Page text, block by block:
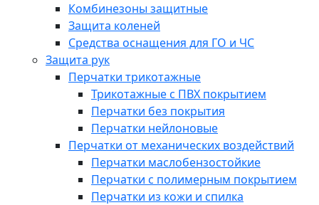
Комбинезоны защитные
Защита коленей
Средства оснащения для ГО и ЧС
Защита рук
Перчатки трикотажные
Трикотажные с ПВХ покрытием
Перчатки без покрытия
Перчатки нейлоновые
Перчатки от механических воздействий
Перчатки маслобензостойкие
Перчатки с полимерным покрытием
Перчатки из кожи и спилка